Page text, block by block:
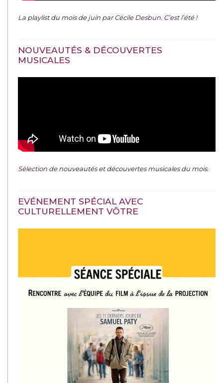
La playlist du mois de juin par Cécile Desbun. C’est l’été !
NOUVEAUTÉS & DÉCOUVERTES
MUSICALES
Sélection denouveautés et découvertes musicales du mois.
EVÉNEMENT SPÉCIAL AVEC
CULTURELLEMENT VÔTRE